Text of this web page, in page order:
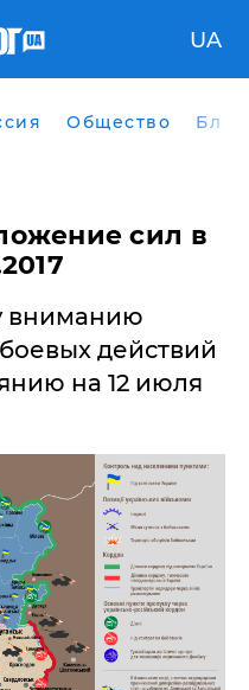
UA
Общество
сил в
вниманию
действий
на 12 июля